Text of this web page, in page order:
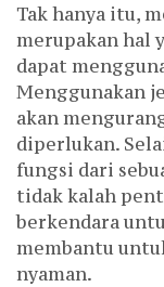
Tak hanya itu,
merupakan hal
dapat
Menggunakan
akan
diperlukan.
fungsi dari
tidak kalah
berkendara
membantu
nyaman.